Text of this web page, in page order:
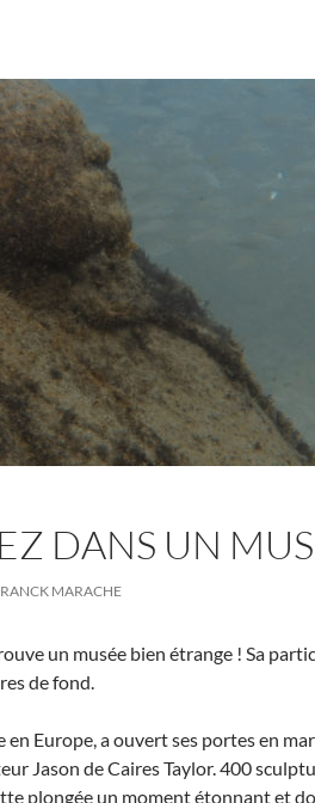
DANS UN
MARACHE
un musée bien étrange ! Sa
de fond.
en Europe, a ouvert ses portes en
Jason de Caires Taylor. 400
plongée un moment étonnant et